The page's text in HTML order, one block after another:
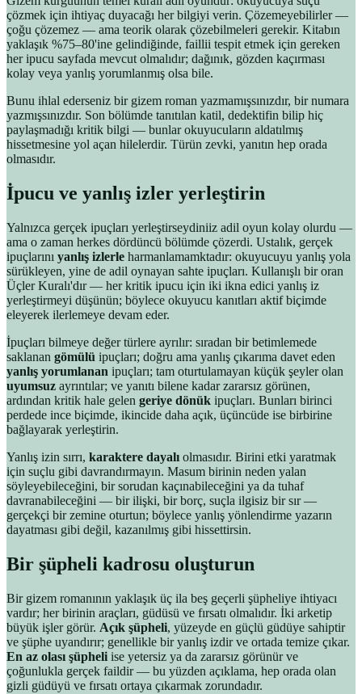
çözmek için ihtiyaç duyacağı her bilgiyi verin. Çözemeyebilirler —
çoğu çözemez — ama teorik olarak çözebilmeleri gerekir. Kitabın
yaklaşık %75–80'ine gelindiğinde, faillii tespit etmek için gereken
her ipucu sayfada mevcut olmalıdır; dağınık, gözden kaçırması
kolay veya yanlış yorumlanmış olsa bile.
Bunu ihlal ederseniz bir gizem roman yazmamışsınızdır, bir numara
yazmışsınızdır. Son bölümde tanıtılan katil, dedektifin bilip hiç
paylaşmadığı kritik bilgi — bunlar okuyucuların aldatılmış
hissetmesine yol açan hilelerdir. Türün zevki, yanıtın hep orada
olmasıdır.
İpucu ve yanlış izler yerleştirin
Yalnızca gerçek ipuçları yerleştirseydiniiz adil oyun kolay olurdu —
ama o zaman herkes dördüncü bölümde çözerdi. Ustalık, gerçek
ipuçlarını yanlış izlerle harmanlamamktadır: okuyucuyu yanlış yola
sürükleyen, yine de adil oynayan sahte ipuçları. Kullanışlı bir oran
Üçler Kuralı'dır — her kritik ipucu için iki ikna edici yanlış iz
yerleştirmeyi düşünün; böylece okuyucu kanıtları aktif biçimde
eleyerek ilerlemeye devam eder.
İpuçları bilmeye değer türlere ayrılır: sıradan bir betimlemede
saklanan gömülü ipuçları; doğru ama yanlış çıkarıma davet eden
yanlış yorumlanan ipuçları; tam oturtulamayan küçük şeyler olan
uyumsuz ayrıntılar; ve yanıtı bilene kadar zararsız görünen,
ardından kritik hale gelen geriye dönük ipuçları. Bunları birinci
perdede ince biçimde, ikincide daha açık, üçüncüde ise birbirine
bağlayarak yerleştirin.
Yanlış izin sırrı, karaktere dayalı olmasıdır. Birini etki yaratmak
için suçlu gibi davrandırmayın. Masum birinin neden yalan
söyleyebileceğini, bir sorudan kaçınabileceğini ya da tuhaf
davranabileceğini — bir ilişki, bir borç, suçla ilgisiz bir sır —
gerçekçi bir zemine oturtun; böylece yanlış yönlendirme yazarın
dayatması gibi değil, kazanılmış gibi hissettirsin.
Bir şüpheli kadrosu oluşturun
Bir gizem romanının yaklaşık üç ila beş geçerli şüpheliye ihtiyacı
vardır; her birinin araçları, güdüsü ve fırsatı olmalıdır. İki arketip
büyük işler görür. Açık şüpheli, yüzeyde en güçlü güdüye sahiptir
ve şüphe uyandırır; genellikle bir yanlış izdir ve ortada temize çıkar.
En az olası şüpheli ise yetersiz ya da zararsız görünür ve
çoğunlukla gerçek faildir — bu yüzden açıklama, hep orada olan
gizli güdüyü ve fırsatı ortaya çıkarmak zorundadır.